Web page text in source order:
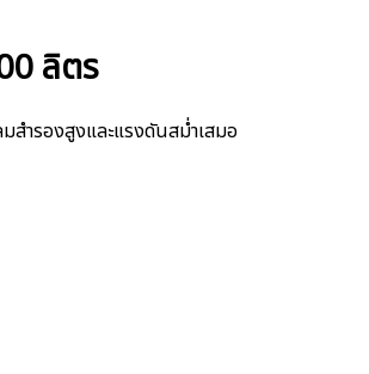
ลิตร
ำรองสูงและแรงดันสม่ำเสมอ